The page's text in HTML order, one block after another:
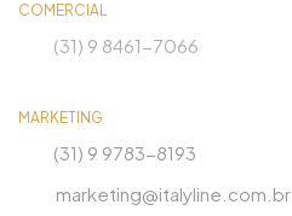
COMERCIAL
(31) 9 8461-7066
MARKETING
(31) 9 9783-8193
marketing@italyline.com.br